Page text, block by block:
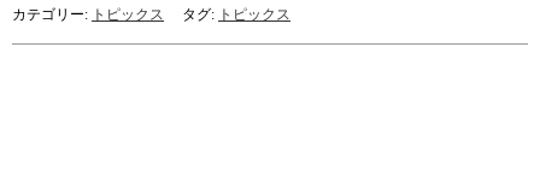
カテゴリー: トピックス タグ: トピックス